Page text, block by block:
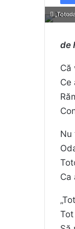
de
Că
Ce
Nu
Ca